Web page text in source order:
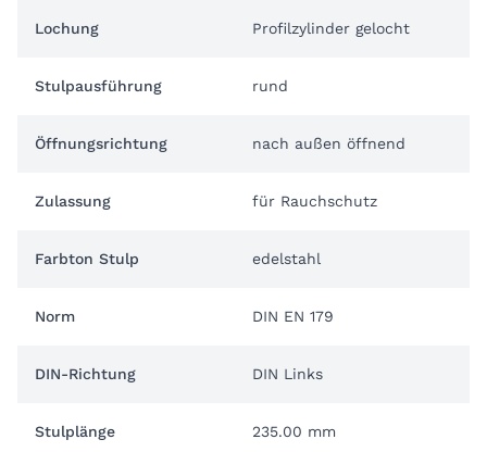
Lochung Profilzylinder gelocht
Stulpausführung rund
Öffnungsrichtung nach außen öffnend
Zulassung für Rauchschutz
Farbton Stulp edelstahl
Norm DIN EN 179
DIN-Richtung DIN Links
Stulplänge 235.00 mm